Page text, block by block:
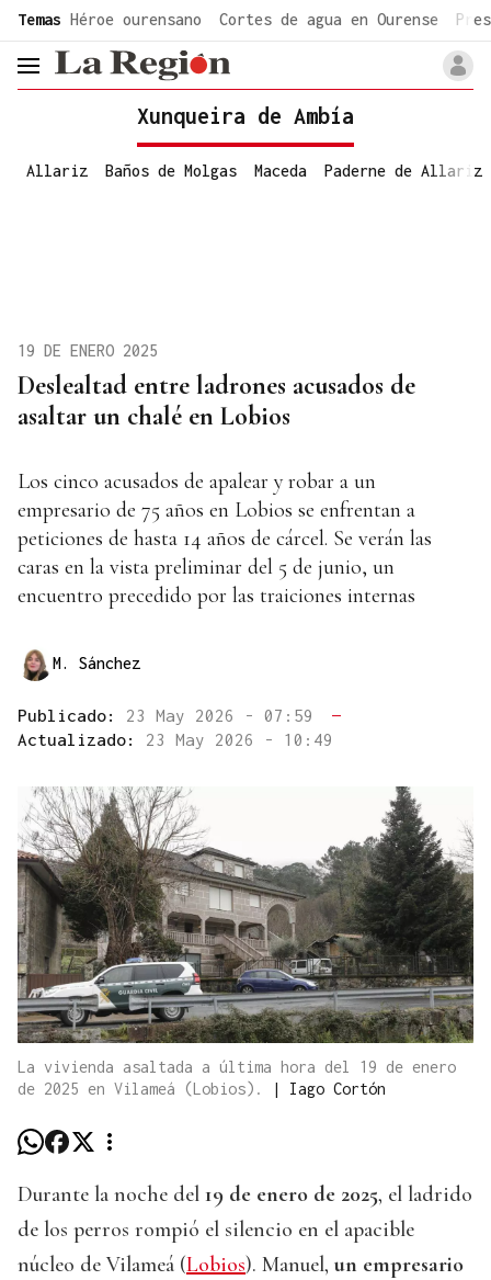
common.go-to-content
Temas Héroe ourensano Cortes de agua en Ourense
header.menu.open
Xunqueira de Ambía
Allariz Baños de Molgas Maceda Paderne de Allariz
Deslealtad entre ladrones acusados de
asaltar un chalé en Lobios
19 DE ENERO 2025
Los cinco acusados de apalear y robar a un
empresario de 75 años en Lobios se enfrentan a
peticiones de hasta 14 años de cárcel. Se verán las
caras en la vista preliminar del 5 de junio, un
encuentro precedido por las traiciones internas
M. Sánchez
Publicado: 23 May 2026 - 07:59
—
Actualizado: 23 May 2026 - 10:49
La vivienda asaltada a última hora del 19 de enero
de 2025 en Vilameá (Lobios).
| Iago Cortón
Durante la noche del 19 de enero de 2025, el ladrido
de los perros rompió el silencio en el apacible
núcleo de Vilameá (Lobios). Manuel, un empresario